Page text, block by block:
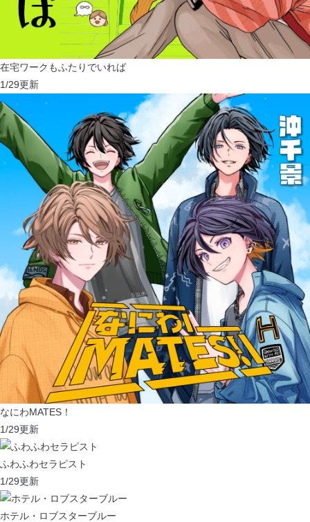
在宅ワークもふたりでいれば
1/29更新
なにわMATES！
1/29更新
ふわふわセラピスト
1/29更新
ホテル・ロブスターブルー